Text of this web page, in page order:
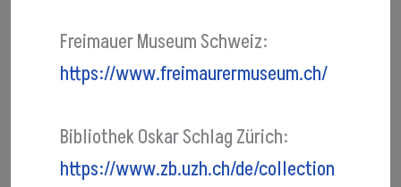
Freimauer Museum Schweiz:
https://www.freimaurermuseum.ch/
Bibliothek Oskar Schlag Zürich:
https://www.zb.uzh.ch/de/collection